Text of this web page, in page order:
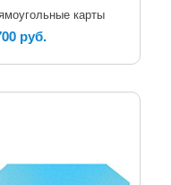
карты
руб.